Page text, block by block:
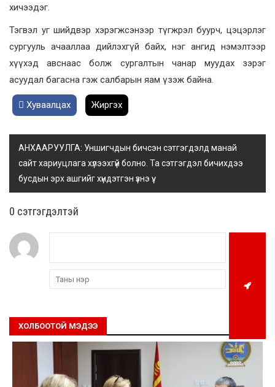
хичээдэг.
Тэгвэл уг шийдвэр хэрэгжсэнээр түгжрэл буурч, цэцэрлэг
сургууль ачааллаа дийлэхгүй байх, нэг ангид нэмэлтээр
хүүхэд авснаас болж сургалтын чанар муудах зэрэг
асуудал багасна гэж салбарын яам үзэж байна.
Хуваалцах Жиргэх
АНХААРУУЛГА: Уншигчдын бичсэн сэтгэгдэлд манай
сайт хариуцлага хүлээхгүй болно. Та сэтгэгдэл бичихдээ
бусдын эрх ашгийг хүндэтгэн үзнэ үү.
0 cэтгэгдэлтэй
ХОЛБООТОЙ МЭДЭЭ